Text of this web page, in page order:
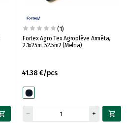
(1)
Fortex Agro Tex Agroplēve Armēta,
2.1x25m, 52.5m2 (Melna)
41.38 €/pcs